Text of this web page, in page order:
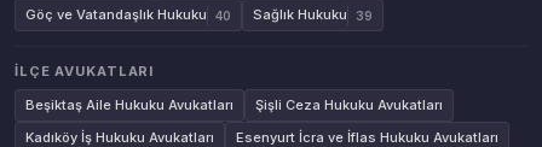
Göç ve Vatandaşlık Hukuku 40 Sağlık Hukuku 39
İLÇE AVUKATLARI
Beşiktaş Aile Hukuku Avukatları
Şişli Ceza Hukuku Avukatları
Kadıköy İş Hukuku Avukatları
Esenyurt İcra ve İflas Hukuku Avukatları